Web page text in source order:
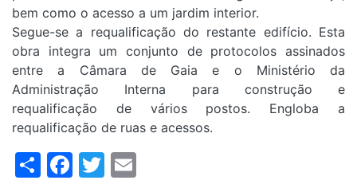
bem como o acesso a um jardim interior.
Segue-se a requalificação do restante edifício. Esta
obra integra um conjunto de protocolos assinados
entre a Câmara de Gaia e o Ministério da
Administração Interna para construção e
requalificação de vários postos. Engloba a
requalificação de ruas e acessos.
ShareFacebook
Twitter